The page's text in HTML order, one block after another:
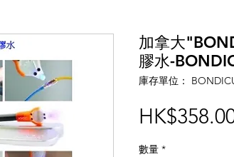
加拿大
膠水-
庫存單位：
數量 *